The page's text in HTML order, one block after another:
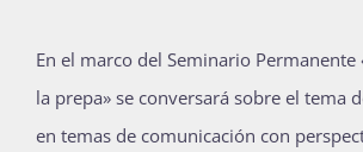
En el marco del Seminario
la prepa» se conversará sobre el tema
en temas de comunicación con